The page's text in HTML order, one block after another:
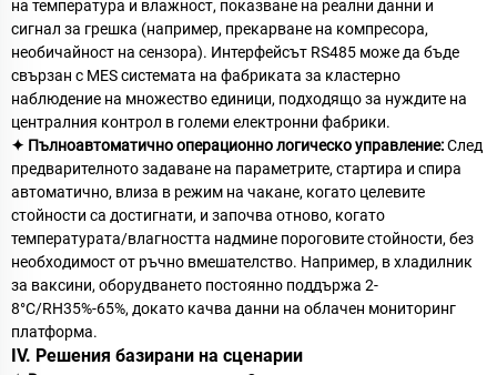
на температура и влажност, показване на реални данни и
сигнал за грешка (например, прекарване на компресора,
необичайност на сензора). Интерфейсът RS485 може да бъде
свързан с MES системата на фабриката за кластерно
наблюдение на множество единици, подходящо за нуждите на
централния контрол в големи електронни фабрики.
✦ Пълноавтоматично операционно логическо управление:След
предварителното задаване на параметрите, стартира и спира
автоматично, влиза в режим на чакане, когато целевите
стойности са достигнати, и започва отново, когато
температурата/влагността надмине пороговите стойности, без
необходимост от ръчно вмешателство. Например, в хладилник
за ваксини, оборудването постоянно поддържа 2-
8°C/RH35%-65%, докато качва данни на облачен мониторинг
платформа.
IV. Решения базирани на сценарии